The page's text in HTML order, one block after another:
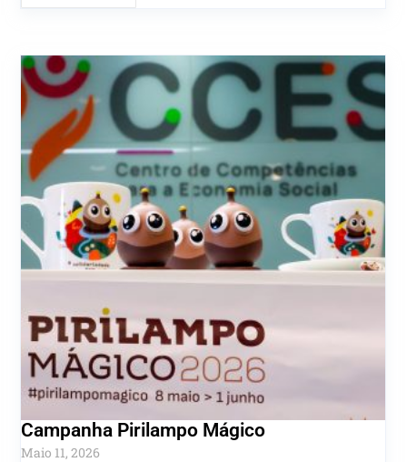
Campanha Pirilampo Mágico
Maio 11, 2026